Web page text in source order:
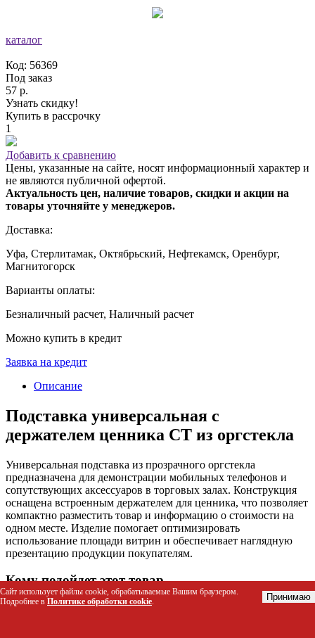
каталог
Код: 56369
Под заказ
57 р.
Узнать скидку!
Купить в рассрочку
1
Добавить к сравнению
Цены, указанные на сайте, носят информационный характер и
не являются публичной офертой.
Актуальность цен, наличие товаров, скидки и акции на
товары уточняйте у менеджеров.
Доставка:
Уфа, Стерлитамак, Октябрьский, Нефтекамск, Оренбург,
Магнитогорск
Варианты оплаты:
Безналичный расчет, Наличный расчет
Можно купить в кредит
Заявка на кредит
Описание
Подставка универсальная с
держателем ценника СТ из оргстекла
Универсальная подставка из прозрачного оргстекла
предназначена для демонстрации мобильных телефонов и
сопутствующих аксессуаров в торговых залах. Конструкция
оснащена встроенным держателем для ценника, что позволяет
компактно разместить товар и информацию о стоимости на
одном месте. Изделие помогает оптимизировать
использование площади витрин и обеспечивает наглядную
презентацию продукции покупателям.
Кому подойдет этот товар
Владельцам салонов сотовой связи и мобильных
Сайт использует файлы cookie, обрабатываемые Вашим браузером.
Подробнее в Политике обработки cookie. Принимаю